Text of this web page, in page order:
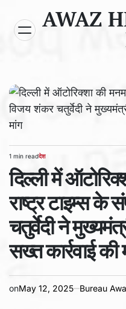
content
AWAZ
Estimated
read
time
1 min readPOSTED
IN
देश
दिल्ली में
राष्ट्र टाइम्स के
चतुर्वेदी ने
सख्त कार्रवाई की
onMay 12, 2025 Bureau